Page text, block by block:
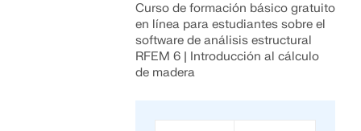
Curso de formación básico gratuito
en línea para estudiantes sobre el
software de análisis estructural
RFEM 6 | Introducción al cálculo
de madera